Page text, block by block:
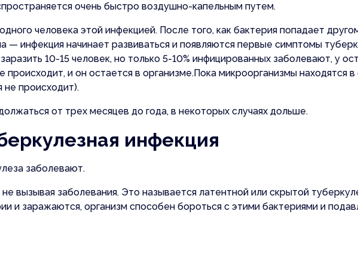
очень быстро воздушно-капельным путем.
человека этой инфекцией. После того, как бактерия попадает
— инфекция начинает развиваться и появляются первые симптомы
10-15 человек, но только 5-10% инфицированных заболевают, у
и он остается в организме.Пока микроорганизмы находятся
не происходит).
от трех месяцев до года, в некоторых случаях дольше.
инфекция
заболевают.
вызывая заболевания. Это называется латентной или скрытой
и заражаются, организм способен бороться с этими бактериями и
Отправляя данные, вы соглашаетесь справилами их
Отправляя данные, вы соглашаетесь с правилами их обработки